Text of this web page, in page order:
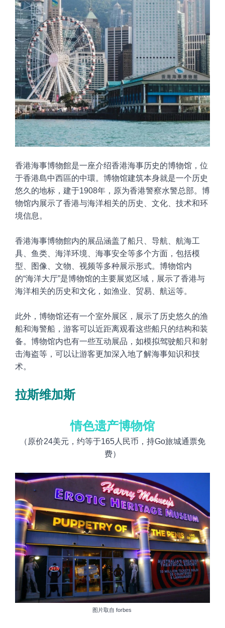
香港海事博物館是一座介绍香港海事历史的博物馆，位
于香港島中西區的中環。博物馆建筑本身就是一个历史
悠久的地标，建于1908年，原为香港警察水警总部。博
物馆内展示了香港与海洋相关的历史、文化、技术和环
境信息。
香港海事博物館内的展品涵盖了船只、导航、航海工
具、鱼类、海洋环境、海事安全等多个方面，包括模
型、图像、文物、视频等多种展示形式。博物馆内
的“海洋大厅”是博物馆的主要展览区域，展示了香港与
海洋相关的历史和文化，如渔业、贸易、航运等。
此外，博物馆还有一个室外展区，展示了历史悠久的渔
船和海警船，游客可以近距离观看这些船只的结构和装
备。博物馆内也有一些互动展品，如模拟驾驶船只和射
击海盗等，可以让游客更加深入地了解海事知识和技
术。
拉斯维加斯
情色遗产博物馆
（原价24美元，约等于165 人民币，持Go旅城通票免
费）
图片取自 forbes